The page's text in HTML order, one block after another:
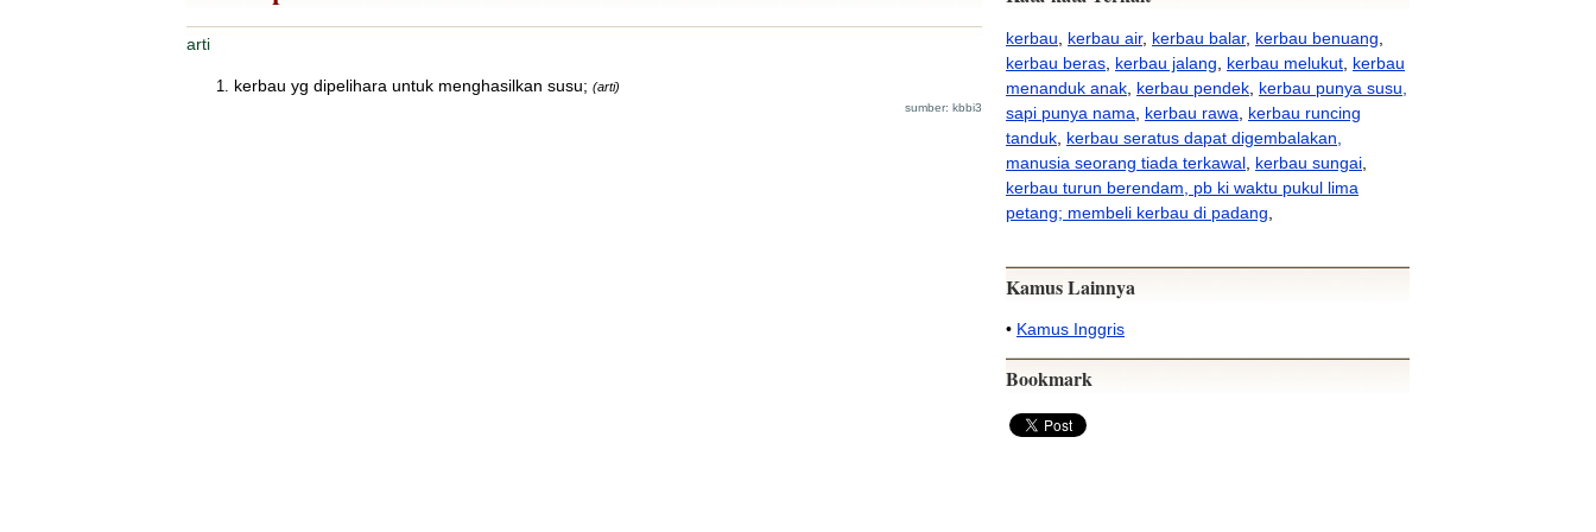
arti
kerbau yg dipelihara untuk menghasilkan susu; (arti)
sumber: kbbi3
kerbau kerbau air, kerbau balar, kerbau benuang
kerbau beras kerbau jalang kerbau melukut kerbau
menanduk anak kerbau pendek kerbau punya susu,
sapi punya nama
kerbau rawa
kerbau runcing
tanduk kerbau seratus dapat digembalakan,
manusia seorang tiada terkawal kerbau sungai
kerbau turun berendam, pb ki waktu pukul lima
petang; membeli kerbau di padang
Kamus Lainnya
• Kamus Inggris
Bookmark